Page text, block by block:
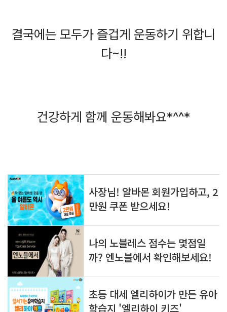
결국에는 모두가 즐겁게 운동하기 위합니
다~!!
건강하게 함께 운동해봐요*^^*